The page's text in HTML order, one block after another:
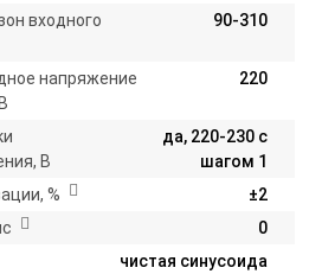
входного
90-310
напряжение
220
В
да, 220-230 с
шагом 1
%
±2
0
чистая синусоида